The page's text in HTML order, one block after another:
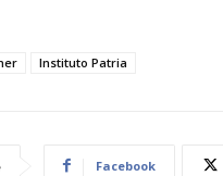
Instituto Patria
Facebook